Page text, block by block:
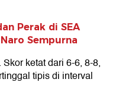
Perak di SEA
Sempurna
ketat dari 6-6, 8-8,
tipis di interval